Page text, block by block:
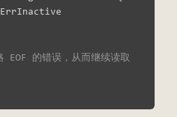
ErrInactive
的错误，从而继续读取